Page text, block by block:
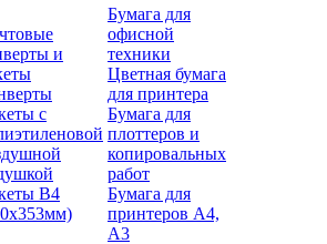
и
с
В4
Бумага для
офисной
техники
Цветная бумага
для принтера
Бумага для
плоттеров и
копировальных
работ
Бумага для
принтеров А4,
А3